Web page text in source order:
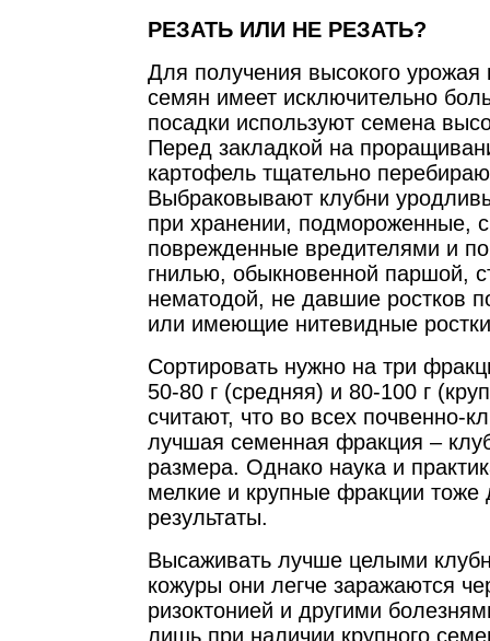
РЕЗАТЬ ИЛИ НЕ РЕЗАТЬ?
Для получения высокого урожая
семян имеет исключительно
посадки используют семена
Перед закладкой на
картофель тщательно
Выбраковывают клубни
при хранении, подмороженные,
поврежденные вредителями и
гнилью, обыкновенной паршой,
нематодой, не давшие ростков
или имеющие нитевидные
Сортировать нужно на три
50-80 г (средняя) и 80-100 г
считают, что во всех почвенно-
лучшая семенная фракция –
размера. Однако наука и
мелкие и крупные фракции
результаты.
Высаживать лучше целыми
кожуры они легче заражаются
ризоктонией и другими
лишь при наличии крупного